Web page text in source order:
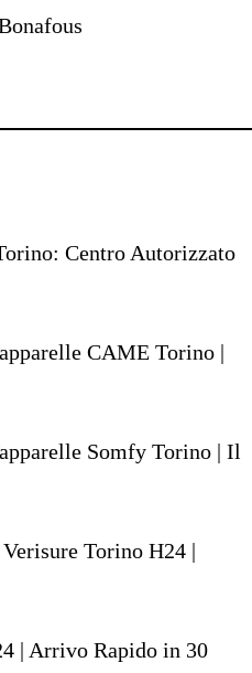
Centro Autorizzato
CAME Torino |
Somfy Torino | Il
Torino H24 |
| Arrivo Rapido in 30